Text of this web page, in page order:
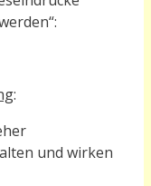
:
und wirken